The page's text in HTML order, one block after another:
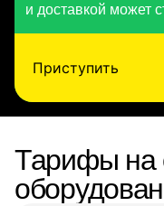
и доставкой может
Приступить
Тарифы на